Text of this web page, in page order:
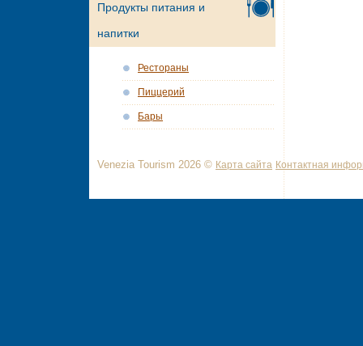
Продукты питания и
напитки
Рестораны
Пиццерий
Бары
Venezia Tourism 2026 © Карта сайта Контактная